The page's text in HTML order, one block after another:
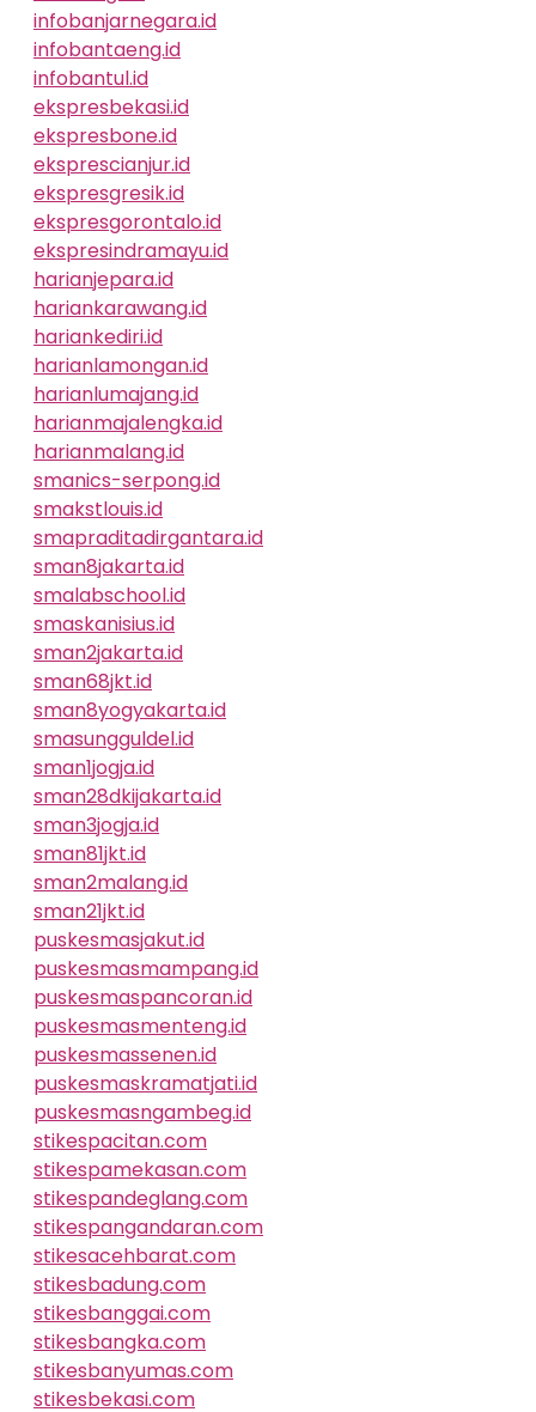
infobanjarnegara.id
infobantaeng.id
infobantul.id
ekspresbekasi.id
ekspresbone.id
eksprescianjur.id
ekspresgresik.id
ekspresgorontalo.id
ekspresindramayu.id
harianjepara.id
hariankarawang.id
hariankediri.id
harianlamongan.id
harianlumajang.id
harianmajalengka.id
harianmalang.id
smanics-serpong.id
smakstlouis.id
smapraditadirgantara.id
sman8jakarta.id
smalabschool.id
smaskanisius.id
sman2jakarta.id
sman68jkt.id
sman8yogyakarta.id
smasungguldel.id
sman1jogja.id
sman28dkijakarta.id
sman3jogja.id
sman81jkt.id
sman2malang.id
sman21jkt.id
puskesmasjakut.id
puskesmasmampang.id
puskesmaspancoran.id
puskesmasmenteng.id
puskesmassenen.id
puskesmaskramatjati.id
puskesmasngambeg.id
stikespacitan.com
stikespamekasan.com
stikespandeglang.com
stikespangandaran.com
stikesacehbarat.com
stikesbadung.com
stikesbanggai.com
stikesbangka.com
stikesbanyumas.com
stikesbekasi.com